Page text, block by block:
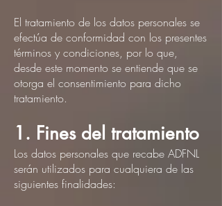
El tratamiento de los datos personales se
efectúa de conformidad con los presentes
términos y condiciones, por lo que,
desde este momento se entiende que se
otorga el consentimiento para dicho
tratamiento.
1. Fines del tratamiento
Los datos personales que recabe ADFNL
serán utilizados para cualquiera de las
siguientes finalidades: